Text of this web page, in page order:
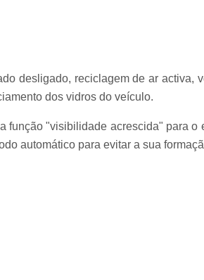
desligado, reciclagem de ar activa,
dos vidros do veículo.
função "visibilidade acrescida" para o
automático para evitar a sua